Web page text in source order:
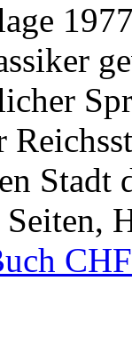
Stadt
Seiten,